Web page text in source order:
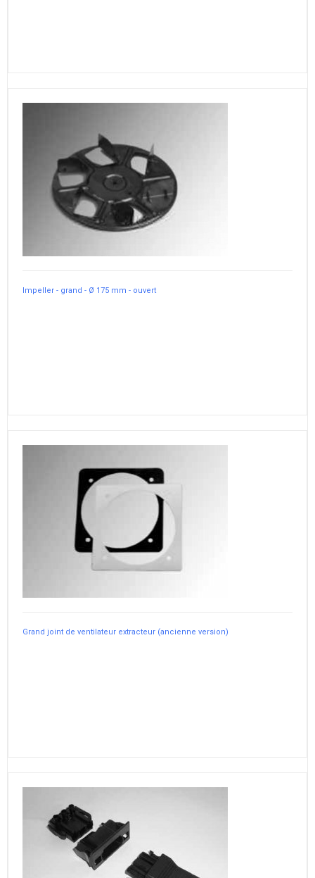
Impeller - grand - Ø 175 mm - ouvert
Grand joint de ventilateur extracteur (ancienne version)